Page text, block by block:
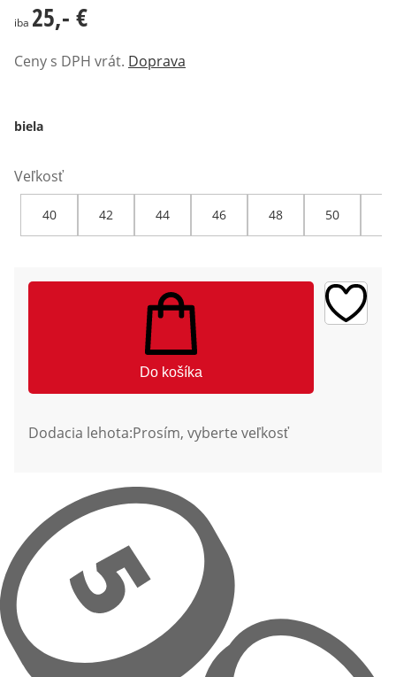
25,- €
iba 25,- €
Ceny s DPH vrát. Doprava
biela
Veľkosť
40 42 44 46 48 50
Do košíka
Dodacia lehota:Prosím, vyberte veľkosť